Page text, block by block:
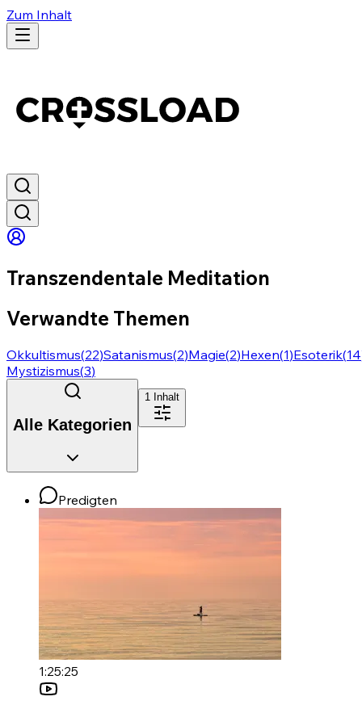
Zum Inhalt
Transzendentale Meditation
Verwandte Themen
Okkultismus(22)Satanismus(2)Magie(2)Hexen(1)Esoterik(14
Mystizismus(3)
Alle Kategorien
1 Inhalt
Predigten
1:25:25